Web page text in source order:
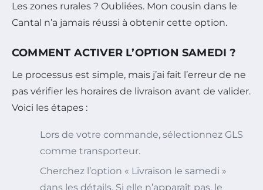
Les zones rurales ? Oubliées. Mon cousin dans le
Cantal n’a jamais réussi à obtenir cette option.
COMMENT ACTIVER L’OPTION SAMEDI ?
Le processus est simple, mais j’ai fait l’erreur de ne
pas vérifier les horaires de livraison avant de valider.
Voici les étapes :
Lors de votre commande, sélectionnez GLS
comme transporteur.
Cherchez l’option « Livraison le samedi »
dans les détails. Si elle n’apparaît pas, le